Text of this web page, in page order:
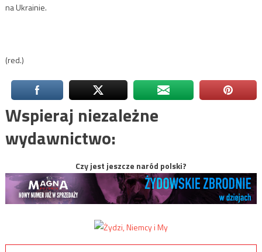
na Ukrainie.
(red.)
Wspieraj niezależne
wydawnictwo:
Czy jest jeszcze naród polski?